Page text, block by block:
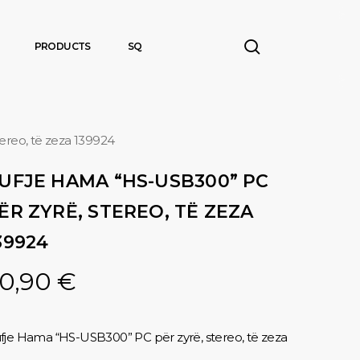
PRODUCTS SQ
të zeza 139924
HAMA “HS-USB300” PC
ZYRË, STEREO, TË ZEZA
€
Hama “HS-USB300” PC për zyrë, stereo, të zeza